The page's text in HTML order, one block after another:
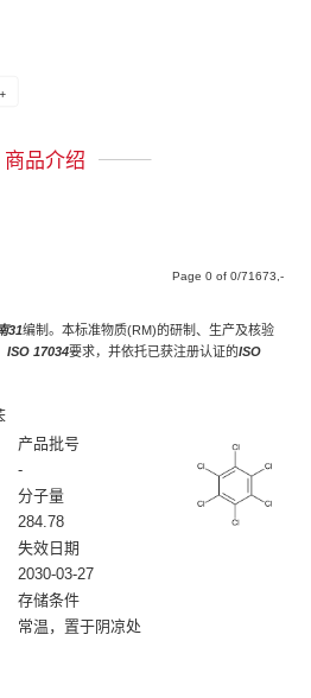
+
商品介绍
Page of /71673,-
31编制。本标准物质(RM)的研制、生产及核验
ISO 17034要求，并依托已获注册认证的ISO
产品批号
-
分子量
284.78
失效日期
2030-03-27
存储条件
常温，置于阴凉处